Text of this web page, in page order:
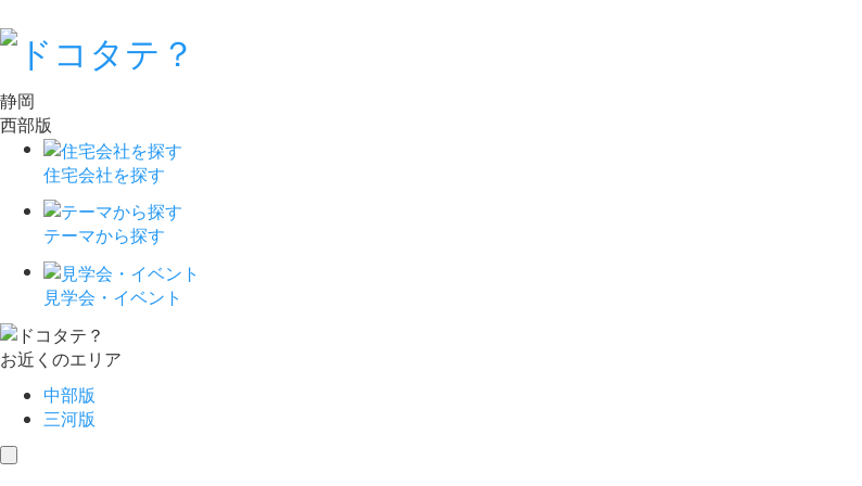
静岡
西部版
住宅会社を探す
テーマから探す
見学会・イベント
お近くのエリア
中部版
三河版
toggle